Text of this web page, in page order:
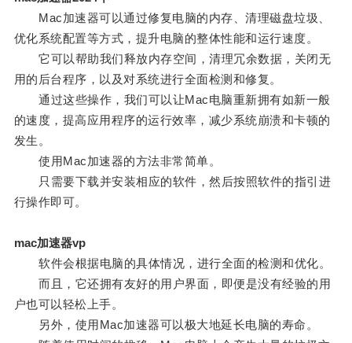
Mac加速器可以通过修复电脑的内存、清理磁盘垃圾、
优化系统配置等方式，提升电脑的整体性能和运行速度。
它可以帮助我们释放内存空间，清理冗余数据，关闭无
用的后台程序，以及对系统进行全面检测和修复。
通过这些操作，我们可以让Mac电脑重新拥有如新一般
的速度，提高应用程序的运行效率，减少系统崩溃和卡顿的
发生。
使用Mac加速器的方法非常简单。
只需要下载并安装相应的软件，然后按照软件的指引进
行操作即可。
mac加速器vp
软件会根据电脑的具体情况，进行全面的检测和优化。
而且，它还拥有友好的用户界面，即便是没有经验的用
户也可以轻松上手。
另外，使用Mac加速器可以极大地延长电脑的寿命。